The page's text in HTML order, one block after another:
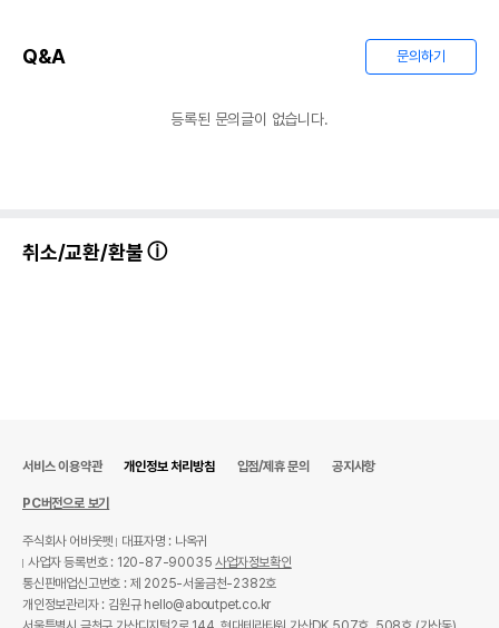
받았음을 확인할수 있는
경우 그에 대한 사항
대한민국
전화번호
Q&A 문의하기
등록된 문의글이 없습니다.
취소/교환/환불
서비스 이용약관 개인정보 처리방침 입점/제휴 문의 공지사항
PC버전으로 보기
주식회사 어바웃펫
대표자명 : 나옥귀
사업자 등록번호 : 120-87-90035사업자정보확인
통신판매업신고번호 : 제 2025-서울금천-2382호
개인정보관리자 : 김원규 hello@aboutpet.co.kr